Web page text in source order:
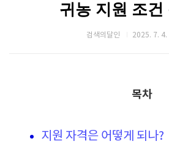
귀농 지원 조건
검색의달인 2025. 7. 4.
목차
지원 자격은 어떻게 되나?